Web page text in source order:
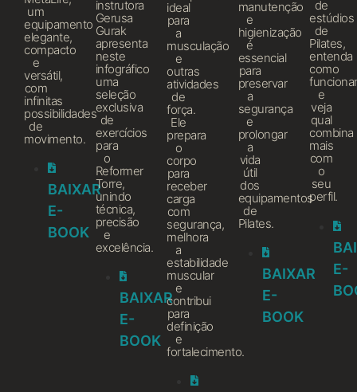
um
equipamento
elegante,
compacto
e
versátil,
com
infinitas
possibilidades
de
movimento.
BAIXAR
E-
BOOK
instrutora
Gerusa
Gurak
apresenta
neste
infográfico
uma
seleção
exclusiva
de
exercícios
para
o
Reformer
Torre,
unindo
técnica,
precisão
e
excelência.
BAIXAR
E-
BOOK
ideal
para
a
musculação
e
outras
atividades
de
força.
Ele
prepara
o
corpo
para
receber
carga
com
segurança,
melhora
a
estabilidade
muscular
e
contribui
para
definição
e
fortalecimento.
manutenção
e
higienização
é
essencial
para
preservar
a
segurança
e
prolongar
a
vida
útil
dos
equipamentos
de
Pilates.
BAIXAR
E-
BOOK
de
estúdios
de
Pilates,
entenda
como
e
veja
qual
combina
mais
com
o
seu
perfil.
E-